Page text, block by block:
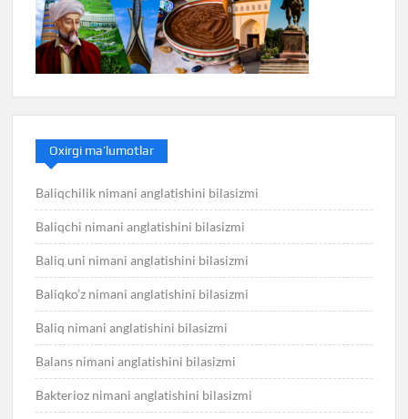
Oxirgi ma’lumotlar
Baliqchilik nimani anglatishini bilasizmi
Baliqchi nimani anglatishini bilasizmi
Baliq uni nimani anglatishini bilasizmi
Baliqko’z nimani anglatishini bilasizmi
Baliq nimani anglatishini bilasizmi
Balans nimani anglatishini bilasizmi
Bakterioz nimani anglatishini bilasizmi